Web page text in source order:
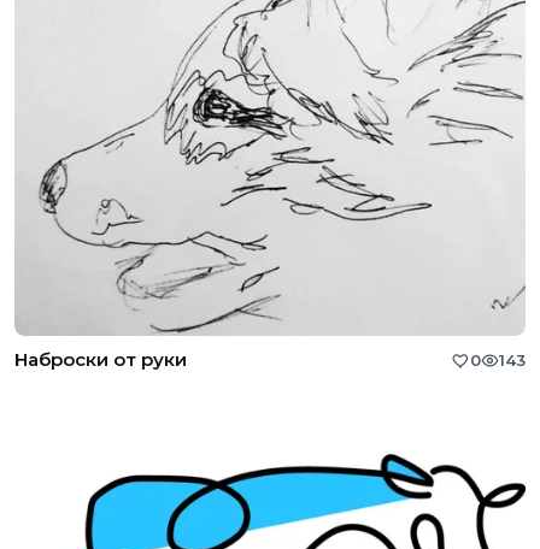
Наброски от руки 0 143